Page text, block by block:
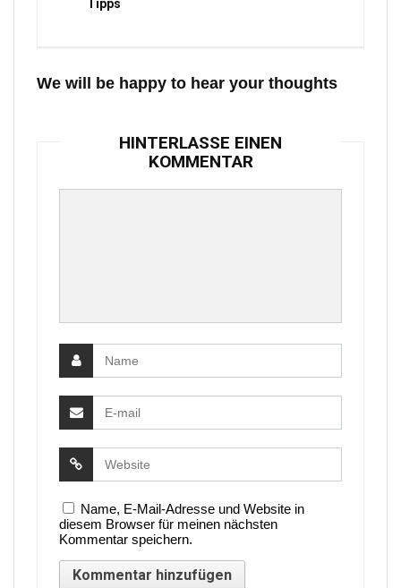
Tipps
We will be happy to hear your thoughts
HINTERLASSE EINEN
KOMMENTAR
Name, E-Mail-Adresse und Website in
diesem Browser für meinen nächsten
Kommentar speichern.